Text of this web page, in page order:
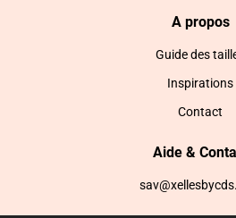
A propos
Guide des
Inspirations
Contact
Aide &